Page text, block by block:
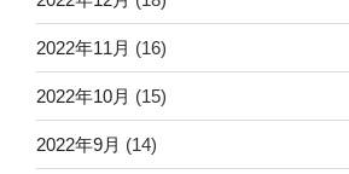
2022年11月 (16)
2022年10月 (15)
2022年9月 (14)